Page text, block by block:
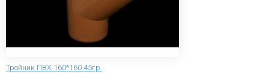
Тройник ПВХ 160*160 45гр.